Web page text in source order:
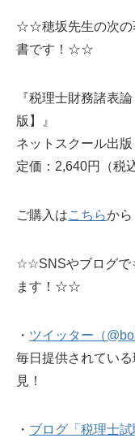
☆☆穂坂先生の次の
書です！☆☆
『税理士財務諸表
版】』
ネットスクール出版
定価：2,640円（税
ご購入はこちらから
☆☆SNSやブログで
ます！☆☆
・ ツイッター（
毎日提供されてい
見！
・ ブログ「税理士